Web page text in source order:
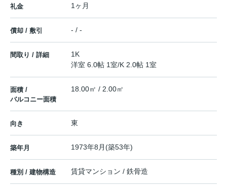
礼金 1ヶ月
償却 / 敷引 - / -
間取り / 詳細
1K
洋室 6.0帖 1室/K 2.0帖 1室
面積 /
バルコニー面積
18.00㎡ / 2.00㎡
向き 東
築年月 1973年8月(築53年)
種別 / 建物構造 賃貸マンション / 鉄骨造